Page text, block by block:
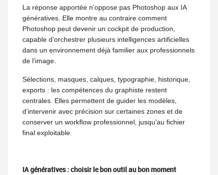
La réponse apportée n’oppose pas Photoshop aux IA
génératives. Elle montre au contraire comment
Photoshop peut devenir un cockpit de production,
capable d’orchestrer plusieurs intelligences artificielles
dans un environnement déjà familier aux professionnels
de l’image.
Sélections, masques, calques, typographie, historique,
exports : les compétences du graphiste restent
centrales. Elles permettent de guider les modèles,
d’intervenir avec précision sur certaines zones et de
conserver un workflow professionnel, jusqu’au fichier
final exploitable.
IA génératives : choisir le bon outil au bon moment